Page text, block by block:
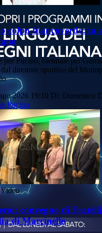
colpo biancoverde: in
per Pucino, biennale per
direttore sportivo del
2026 19:10 Di: Domenico
Pucino
Video
convegno di
di Marcinelle